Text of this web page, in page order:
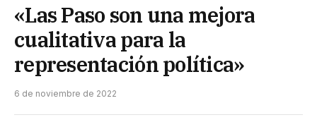
«Las Paso son una mejora
cualitativa para la
representación política»
6 de noviembre de 2022